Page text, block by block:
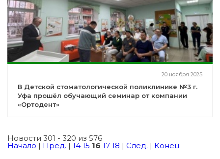
20 ноября 2025
В Детской стоматологической поликлинике №3 г.
Уфа прошёл обучающий семинар от компании
«Ортодент»
Новости 301 - 320 из 576
Начало | Пред. | 14 15 16 17 18 | След. | Конец